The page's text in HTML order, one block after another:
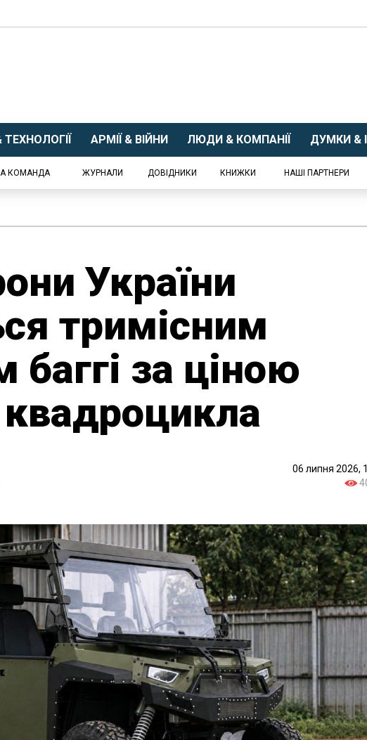
ТЕХНОЛОГІЇ АРМІЇ & ВІЙНИ ЛЮДИ & КОМПАНІЇ ДУМКИ &
КОМАНДА ЖУРНАЛИ ДОВІДНИКИ КНИЖКИ НАШІ ПАРТНЕРИ
України
тримісним
баггі за ціною
квадроцикла
06 липня 2026,